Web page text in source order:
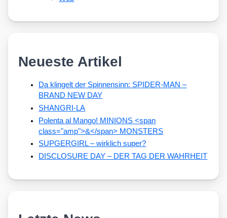
Neueste Artikel
Da klingelt der Spinnensinn: SPIDER-MAN –
BRAND NEW DAY
SHANGRI-LA
Polenta al Mango! MINIONS <span
class="amp">&</span> MONSTERS
SUPGERGIRL – wirklich super?
DISCLOSURE DAY – DER TAG DER WAHRHEIT